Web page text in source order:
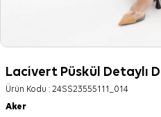
Lacivert Püskül Detaylı
Ürün Kodu : 24SS23555111_014
Aker